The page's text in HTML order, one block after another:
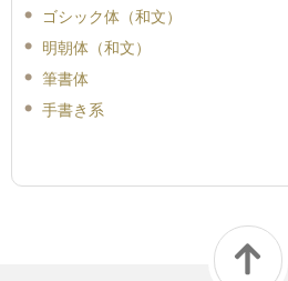
ゴシック体（和文）
明朝体（和文）
筆書体
手書き系